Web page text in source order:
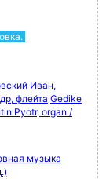
Иван,
флейта Gedike
Pyotr, organ /
музыка